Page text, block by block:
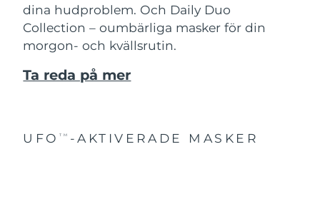
dina hudproblem. Och Daily Duo
Collection – oumbärliga masker för din
morgon- och kvällsrutin.
Ta reda på mer
UFO TM -AKTIVERADE MASKER